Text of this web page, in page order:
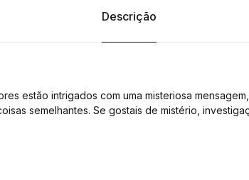
Descrição
estão intrigados com uma misteriosa
semelhantes. Se gostais de mistério,